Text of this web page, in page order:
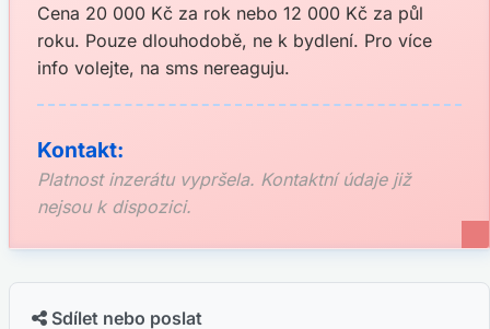
Cena 20 000 Kč za rok nebo 12 000 Kč za půl
roku. Pouze dlouhodobě, ne k bydlení. Pro více
info volejte, na sms nereaguju.
Kontakt:
Platnost inzerátu vypršela. Kontaktní údaje již
nejsou k dispozici.
Sdílet nebo poslat